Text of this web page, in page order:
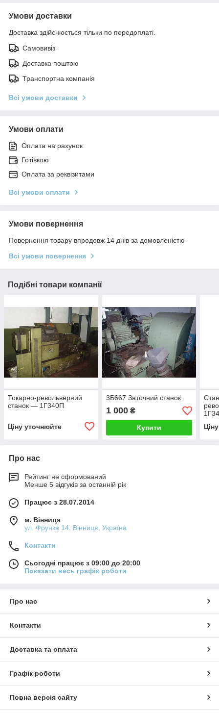
Умови доставки
Доставка здійснюється тільки по передоплаті.
Самовивіз
Доставка поштою
Транспортна компанія
Всі умови доставки
Умови оплати
Оплата на рахунок
Готівкою
Оплата за реквізитами
Всі умови оплати
Умови повернення
Повернення товару впродовж 14 днів за домовленістю
Всі умови повернення
Подібні товари компанії
Токарно-револьверний
станок — 1Г340П
Ціну уточнюйте
3Б667 Заточний станок
1 000₴
Купити
Про нас
Рейтинг не сформований
Менше 5 відгуків за останній рік
Працює з 28.07.2014
м. Вінниця
ул. Фрунзе 14, Вінниця, Україна
Контакти
Сьогодні працює з 09:00 до 20:00
Показати весь графік роботи
Про нас
Контакти
Доставка та оплата
Графік роботи
Повна версія сайту